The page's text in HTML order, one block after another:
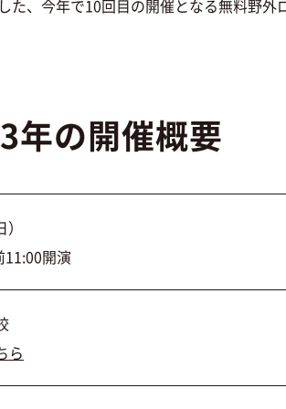
、今年で10回目の開催となる無料野外
年の開催概要
11:00開演
ら